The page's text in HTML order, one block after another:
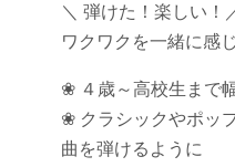
＼ 弾けた！楽しい！
ワクワクを一緒に感
❀ ４歳～高校生まで
❀ クラシックやポッ
曲を弾けるように